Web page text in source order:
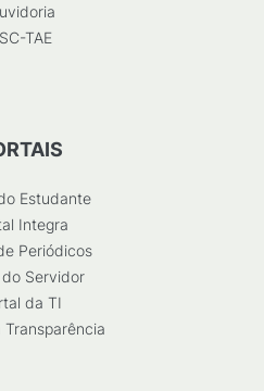
TAE
Estudante
Integra
Periódicos
Servidor
da TI
Transparência